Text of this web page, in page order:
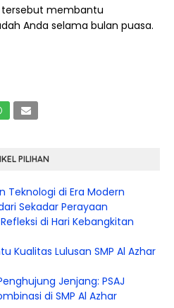
membantu
Anda selama bulan puasa.
PILIHAN
Teknologi di Era Modern
Sekadar Perayaan
di Hari Kebangkitan
Kualitas Lulusan SMP Al Azhar
Jenjang: PSAJ
di SMP Al Azhar